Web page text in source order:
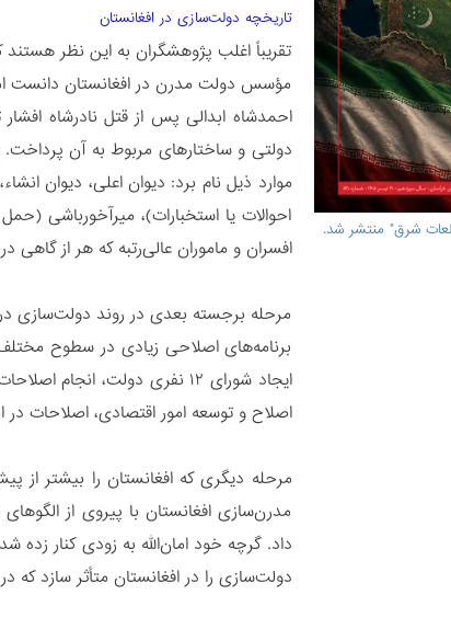
تاریخچه دولت‌سازی در افغانستان
تقریباً‌ اغلب پژوهشگران به این نظر هستند
مؤسس دولت مدرن در افغانستان دانست
احمدشاه ابدالی پس از قتل نادرشاه
دولتی و ساختارهای مربوط به آن پرداخت.
موارد ذیل نام برد: دیوان اعلی، دیوان
احوالات یا استخبارات)، میرآخورباشی
افسران و ماموران عالی‌رتبه که هر از
برنامه‌های اصلاحی زیادی در سطوح
ایجاد شورای ۱۲ نفری
اصلاح و توسعه امور اقتصادی، اصلاحات
مرحله دیگری که افغانستان را بیشتر از
مدرن‌سازی افغانستان با پیروی از
داد. گرچه خود امان‌الله به زودی کنار
دولت‌سازی را در افغانستان متأثر سازد